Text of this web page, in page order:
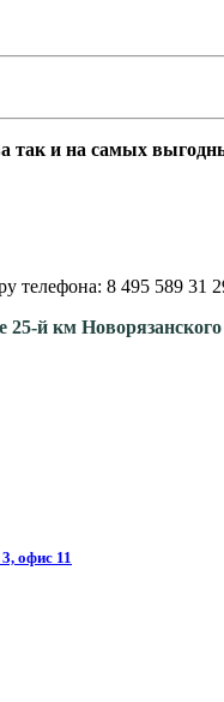
так и на самых
телефона: 8 495 589 31
й км
офис 11